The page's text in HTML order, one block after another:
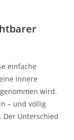
einfache
innere
wird.
– und völlig
Der Unterschied